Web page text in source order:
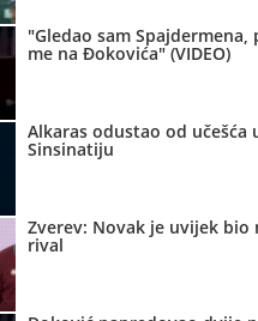
"Gledao sam Spajdermena,
me na Đokovića" (VIDEO)
Alkaras odustao od učešća
Sinsinatiju
Zverev: Novak je uvijek bio
rival